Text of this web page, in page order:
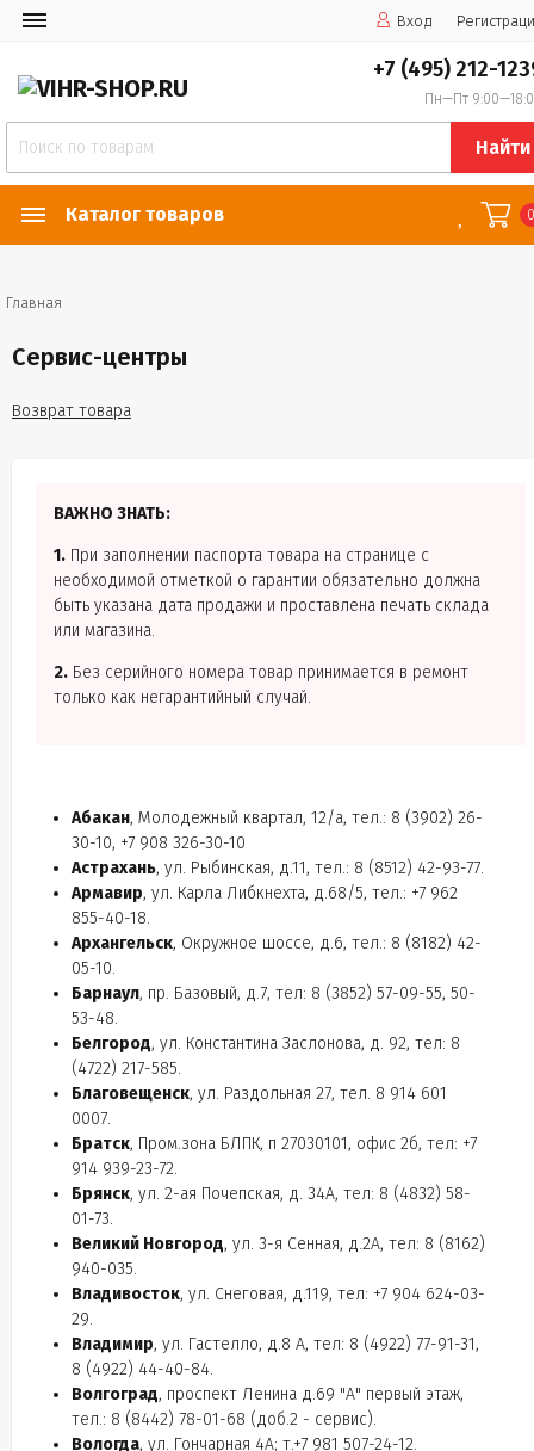
Вход
+7 (495) 212-
Пн—Пт
Найти
Каталог товаров
Главная
Сервис-центры
Возврат товара
ВАЖНО ЗНАТЬ:
1. При заполнении паспорта товара на странице с
необходимой отметкой о гарантии обязательно должна
быть указана дата продажи и проставлена печать склада
или магазина.
2. Без серийного номера товар принимается в ремонт
только как негарантийный случай.
Абакан, Молодежный квартал, 12/а, тел.: 8 (3902) 26-
30-10, +7 908 326-30-10
Астрахань, ул. Рыбинская, д.11, тел.: 8 (8512) 42-93-77.
Армавир, ул. Карла Либкнехта, д.68/5, тел.: +7 962
855-40-18.
Архангельск, Окружное шоссе, д.6, тел.: 8 (8182) 42-
05-10.
Барнаул, пр. Базовый, д.7, тел: 8 (3852) 57-09-55, 50-
53-48.
Белгород, ул. Константина Заслонова, д. 92, тел: 8
(4722) 217-585.
Благовещенск, ул. Раздольная 27, тел. 8 914 601
0007.
Братск, Пром.зона БЛПК, п 27030101, офис 2б, тел: +7
914 939-23-72.
Брянск, ул. 2-ая Почепская, д. 34А, тел: 8 (4832) 58-
01-73.
Великий Новгород, ул. 3-я Сенная, д.2А, тел: 8 (8162)
940-035.
Владивосток, ул. Снеговая, д.119, тел: +7 904 624-03-
29.
Владимир, ул. Гастелло, д.8 А, тел: 8 (4922) 77-91-31,
8 (4922) 44-40-84.
Волгоград, проспект Ленина д.69 "А" первый этаж,
тел.: 8 (8442) 78-01-68 (доб.2 - сервис).
Вологда, ул. Гончарная 4А; т.+7 981 507-24-12.